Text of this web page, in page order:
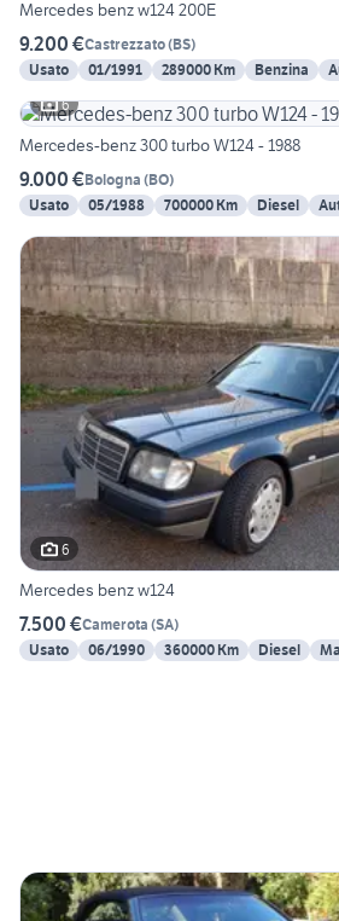
Mercedes benz w124 200E
9.200 €Castrezzato(BS)
Usato
01/1991 289000 Km Benzina
6
Mercedes-benz 300 turbo W124 - 1988
9.000 €Bologna (BO)
Usato
05/1988 700000 Km Diesel
6
Mercedes benz w124
7.500 €Camerota (SA)
Usato
06/1990 360000 Km Diesel